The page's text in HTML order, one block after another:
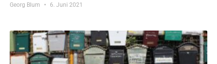
Georg Blum 6. Juni 2021